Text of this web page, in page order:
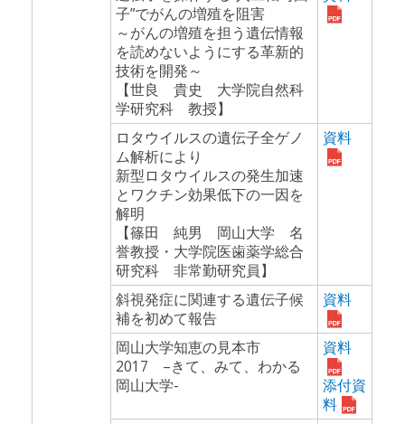
子”でがんの増殖を阻害
～がんの増殖を担う遺伝情報
を読めないようにする革新的
技術を開発～
【世良 貴史 大学院自然科
学研究科 教授】
ロタウイルスの遺伝子全ゲノ
ム解析により
新型ロタウイルスの発生加速
とワクチン効果低下の一因を
解明
【篠田 純男 岡山大学 名
誉教授・大学院医歯薬学総合
研究科 非常勤研究員】
資料
斜視発症に関連する遺伝子候
補を初めて報告
資料
岡山大学知恵の見本市
2017 –きて、みて、わかる
岡山大学-
資料
添付資
料